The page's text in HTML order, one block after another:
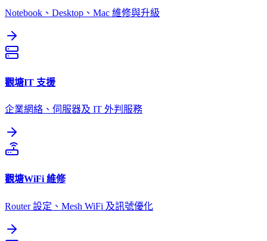
Notebook、Desktop、Mac 維修與升級
觀塘IT 支援
企業網絡、伺服器及 IT 外判服務
觀塘WiFi 維修
Router 設定、Mesh WiFi 及訊號優化